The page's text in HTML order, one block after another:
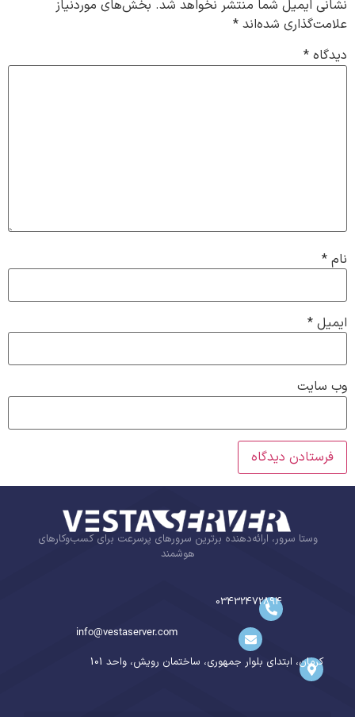
نشانی ایمیل شما منتشر نخواهد شد. بخش‌های موردنیاز
علامت‌گذاری شده‌اند *
دیدگاه *
نام *
ایمیل *
وب‌ سایت
وستا سرور، ارائه‌دهنده برترین سرورهای پرسرعت برای کسب‌وکارهای
هوشمند
03432472894
info@vestaserver.com
کرمان، ابتدای بلوار جمهوری، ساختمان رویش، واحد 101